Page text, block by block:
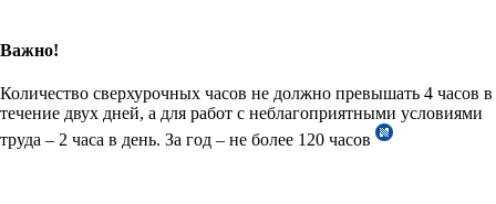
Важно!
Количество сверхурочных часов не должно превышать 4 часов в
течение двух дней, а для работ с неблагоприятными условиями
труда – 2 часа в день. За год – не более 120 часов